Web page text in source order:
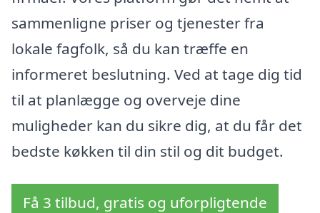
sammenligne priser og tjenester fra
lokale fagfolk, så du kan træffe en
informeret beslutning. Ved at tage dig tid
til at planlægge og overveje dine
muligheder kan du sikre dig, at du får det
bedste køkken til din stil og dit budget.
Få 3 tilbud, gratis og uforpligtende